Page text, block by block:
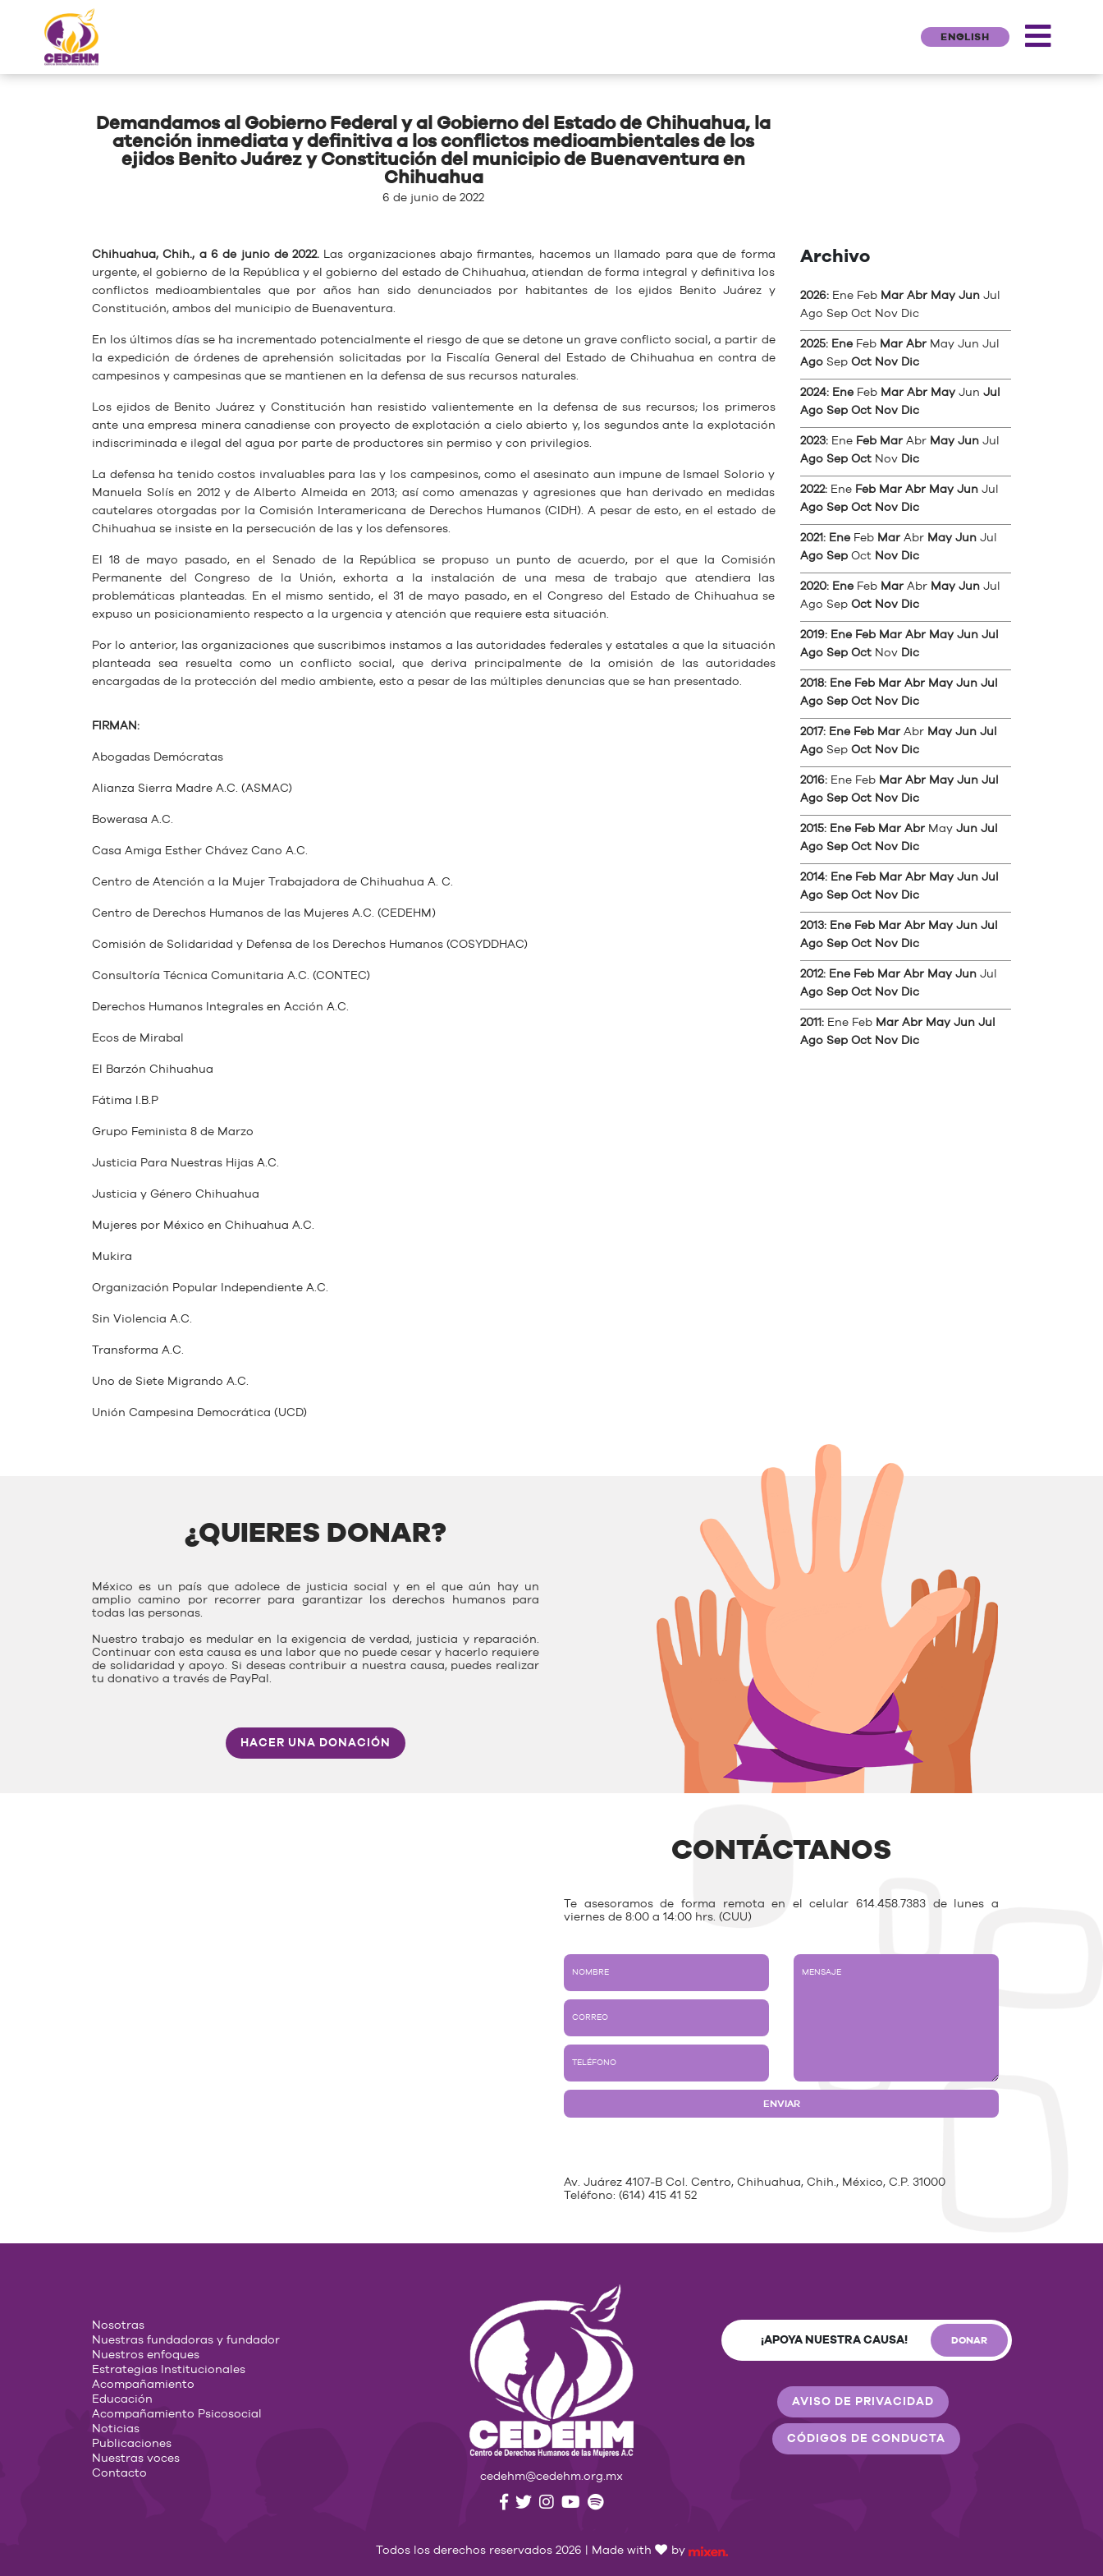
ENGLISH
Demandamos al Gobierno Federal y al Gobierno del Estado de Chihuahua, la
atención inmediata y definitiva a los conflictos medioambientales de los
ejidos Benito Juárez y Constitución del municipio de Buenaventura en
Chihuahua
6 de junio de 2022
Chihuahua, Chih., a 6 de junio de 2022. Las organizaciones abajo firmantes, hacemos un llamado para que de forma
urgente, el gobierno de la República y el gobierno del estado de Chihuahua, atiendan de forma integral y definitiva los
conflictos medioambientales que por años han sido denunciados por habitantes de los ejidos Benito Juárez y
Constitución, ambos del municipio de Buenaventura.
En los últimos días se ha incrementado potencialmente el riesgo de que se detone un grave conflicto social, a partir de
la expedición de órdenes de aprehensión solicitadas por la Fiscalía General del Estado de Chihuahua en contra de
campesinos y campesinas que se mantienen en la defensa de sus recursos naturales.
Los ejidos de Benito Juárez y Constitución han resistido valientemente en la defensa de sus recursos; los primeros
ante una empresa minera canadiense con proyecto de explotación a cielo abierto y, los segundos ante la explotación
indiscriminada e ilegal del agua por parte de productores sin permiso y con privilegios.
La defensa ha tenido costos invaluables para las y los campesinos, como el asesinato aun impune de Ismael Solorio y
Manuela Solís en 2012 y de Alberto Almeida en 2013; así como amenazas y agresiones que han derivado en medidas
cautelares otorgadas por la Comisión Interamericana de Derechos Humanos (CIDH). A pesar de esto, en el estado de
Chihuahua se insiste en la persecución de las y los defensores.
El 18 de mayo pasado, en el Senado de la República se propuso un punto de acuerdo, por el que la Comisión
Permanente del Congreso de la Unión, exhorta a la instalación de una mesa de trabajo que atendiera las
problemáticas planteadas. En el mismo sentido, el 31 de mayo pasado, en el Congreso del Estado de Chihuahua se
expuso un posicionamiento respecto a la urgencia y atención que requiere esta situación.
Por lo anterior, las organizaciones que suscribimos instamos a las autoridades federales y estatales a que la situación
planteada sea resuelta como un conflicto social, que deriva principalmente de la omisión de las autoridades
encargadas de la protección del medio ambiente, esto a pesar de las múltiples denuncias que se han presentado.
FIRMAN:
Abogadas Demócratas
Alianza Sierra Madre A.C. (ASMAC)
Bowerasa A.C.
Casa Amiga Esther Chávez Cano A.C.
Centro de Atención a la Mujer Trabajadora de Chihuahua A. C.
Centro de Derechos Humanos de las Mujeres A.C. (CEDEHM)
Comisión de Solidaridad y Defensa de los Derechos Humanos (COSYDDHAC)
Consultoría Técnica Comunitaria A.C. (CONTEC)
Derechos Humanos Integrales en Acción A.C.
Ecos de Mirabal
El Barzón Chihuahua
Fátima I.B.P
Grupo Feminista 8 de Marzo
Justicia Para Nuestras Hijas A.C.
Justicia y Género Chihuahua
Mujeres por México en Chihuahua A.C.
Mukira
Organización Popular Independiente A.C.
Sin Violencia A.C.
Transforma A.C.
Uno de Siete Migrando A.C.
Unión Campesina Democrática (UCD)
Archivo
2026: Ene Feb Mar Abr May Jun Jul
Ago Sep Oct Nov Dic
2025: Ene Feb Mar Abr May Jun Jul
Ago Sep Oct Nov Dic
2024: Ene Feb Mar Abr May Jun Jul
Ago Sep Oct Nov Dic
2023: Ene Feb Mar Abr May Jun Jul
Ago Sep Oct Nov Dic
2022: Ene Feb Mar Abr May Jun Jul
Ago Sep Oct Nov Dic
2021: Ene Feb Mar Abr May Jun Jul
Ago Sep Oct Nov Dic
2020: Ene Feb Mar Abr May Jun Jul
Ago Sep Oct Nov Dic
2019: Ene Feb Mar Abr May Jun Jul
Ago Sep Oct Nov Dic
2018: Ene Feb Mar Abr May Jun Jul
Ago Sep Oct Nov Dic
2017: Ene Feb Mar Abr May Jun Jul
Ago Sep Oct Nov Dic
2016: Ene Feb Mar Abr May Jun Jul
Ago Sep Oct Nov Dic
2015: Ene Feb Mar Abr May Jun Jul
Ago Sep Oct Nov Dic
2014: Ene Feb Mar Abr May Jun Jul
Ago Sep Oct Nov Dic
2013: Ene Feb Mar Abr May Jun Jul
Ago Sep Oct Nov Dic
2012: Ene Feb Mar Abr May Jun Jul
Ago Sep Oct Nov Dic
2011: Ene Feb Mar Abr May Jun Jul
Ago Sep Oct Nov Dic
¿QUIERES DONAR?
México es un país que adolece de justicia social y en el que aún hay un
amplio camino por recorrer para garantizar los derechos humanos para
todas las personas.
Nuestro trabajo es medular en la exigencia de verdad, justicia y reparación.
Continuar con esta causa es una labor que no puede cesar y hacerlo requiere
de solidaridad y apoyo. Si deseas contribuir a nuestra causa, puedes realizar
tu donativo a través de PayPal.
HACER UNA DONACIÓN
CONTÁCTANOS
Te asesoramos de forma remota en el celular 614.458.7383 de lunes a
viernes de 8:00 a 14:00 hrs. (CUU)
Av. Juárez 4107-B Col. Centro, Chihuahua, Chih., México, C.P. 31000
Teléfono: (614) 415 41 52
Nosotras
Nuestras fundadoras y fundador
Nuestros enfoques
Estrategias Institucionales
Acompañamiento
Educación
Acompañamiento Psicosocial
Noticias
Publicaciones
Nuestras voces
Contacto
cedehm@cedehm.org.mx
¡APOYA NUESTRA CAUSA! DONAR
AVISO DE PRIVACIDAD
CÓDIGOS DE CONDUCTA
Todos los derechos reservados 2026 | Made with by